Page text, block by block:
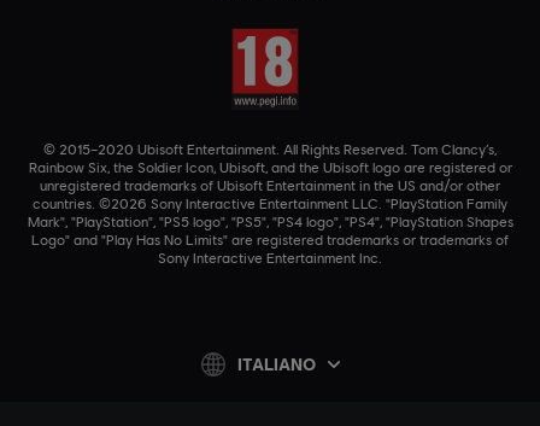
© 2015–2020 Ubisoft Entertainment. All Rights Reserved. Tom Clancy’s,
Rainbow Six, the Soldier Icon, Ubisoft, and the Ubisoft logo are registered or
unregistered trademarks of Ubisoft Entertainment in the US and/or other
countries. ©2026 Sony Interactive Entertainment LLC. "PlayStation Family
Mark", "PlayStation", "PS5 logo", "PS5", "PS4 logo", "PS4", "PlayStation Shapes
Logo" and "Play Has No Limits" are registered trademarks or trademarks of
Sony Interactive Entertainment Inc.
ITALIANO